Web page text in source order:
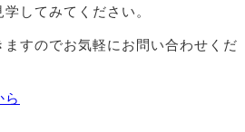
してみてください。
すのでお気軽にお問い合わせくだ
ら